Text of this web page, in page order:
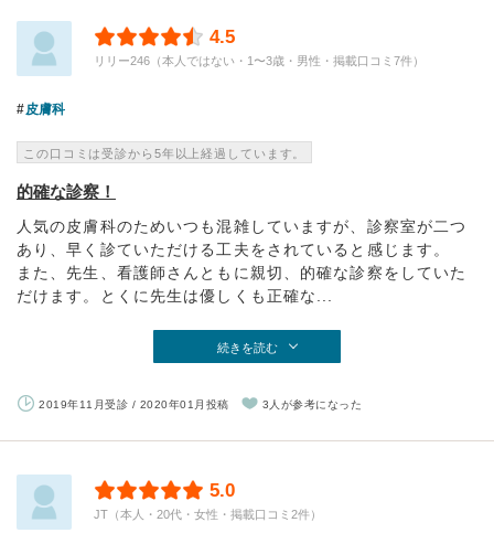
4.5
リリー246（本人ではない・1〜3歳・男性・掲載口コミ7件）
皮膚科
この口コミは受診から5年以上経過しています。
的確な診察！
人気の皮膚科のためいつも混雑していますが、診察室が二つ
あり、早く診ていただける工夫をされていると感じます。
また、先生、看護師さんともに親切、的確な診察をしていた
だけます。とくに先生は優しくも正確な...
続きを読む
2019年11月受診 / 2020年01月投稿 3人が参考になった
5.0
JT（本人・20代・女性・掲載口コミ2件）